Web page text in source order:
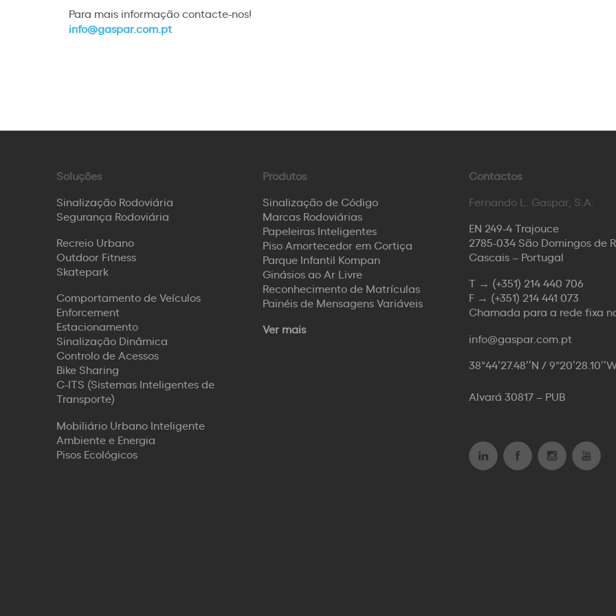
Para mais informação contacte-nos!
info@gaspar.com.pt
Soluções
Sinalização Rodoviária
Segurança Rodoviária
Recreio Urbano
Outdoor Fitness
Skatepark
Comportamento de Veículos
Enforcement
Estacionamento
Sinalização Dinâmica
Controlo de Acessos
Bike Sharing
C-ITS (Sistemas Inteligentes de
Transporte)
Mobiliário Urbano Inteligente
Ambiente e Energia
Pisos Ecológicos
Produtos
Sinalização de Código
Marcas Rodoviárias
Papeleiras Inteligentes
Piso Amortecedor em Cortiça
Parque Infantil Kompan
Ginásios ao Ar Livre
Reconhecimento de Matrículas
Painéis de Mensagens Variáveis
Ver mais
Contactos
Fernando L. Gaspar, S.A.
EN 249-4 Trajouce
2785-034 São Domingos de
Cascais – Portugal
T → (+351) 214 440 706
F → (+351) 214 441 073
Chamada para a rede fixa
info@gaspar.com.pt
38°44’27.48’’N /
Alvará 30817 – PUB